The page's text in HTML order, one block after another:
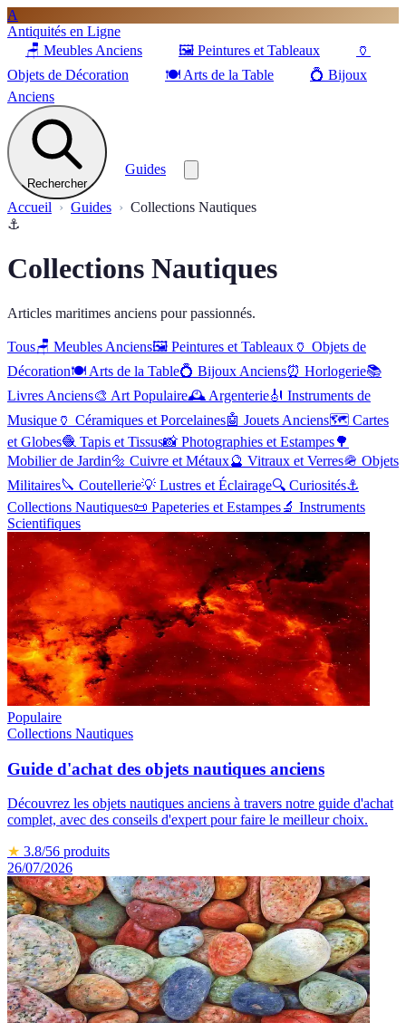
A
Antiquités en Ligne
🪑 Meubles Anciens 🖼️ Peintures et Tableaux
🏺
Objets de Décoration
🍽️ Arts de la Table 💍 Bijoux
Anciens
Rechercher
Guides
Accueil Guides
Collections Nautiques
⚓
Collections Nautiques
Articles maritimes anciens pour passionnés.
Tous🪑 Meubles Anciens🖼️ Peintures et Tableaux 🏺 Objets de
Décoration🍽️ Arts de la Table💍 Bijoux Anciens⏰ Horlogerie📚
Livres Anciens🎨 Art Populaire🕰️ Argenterie🎻 Instruments de
Musique 🏺 Céramiques et Porcelaines🤖 Jouets Anciens🗺️ Cartes
et Globes🧶 Tapis et Tissus📸 Photographies et Estampes🌳
Mobilier de Jardin🔩 Cuivre et Métaux🔮 Vitraux et Verres🪖 Objets
Militaires🔪 Coutellerie💡 Lustres et Éclairage🔍 Curiosités⚓
Collections Nautiques📜 Papeteries et Estampes🔬 Instruments
Scientifiques
Populaire
Collections Nautiques
Guide d'achat des objets nautiques anciens
Découvrez les objets nautiques anciens à travers notre guide d'achat
complet, avec des conseils d'expert pour faire le meilleur choix.
★ 3.8/56 produits
26/07/2026